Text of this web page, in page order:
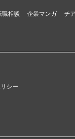
職相談 企業マンガ チ
シー